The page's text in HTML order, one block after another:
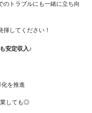
のトラブルにも一緒に立ち向
してください！
安定収入♪
を推進
業しても◎